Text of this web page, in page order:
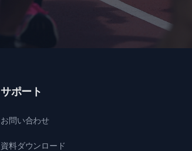
サポート
お問い合わせ
資料ダウンロード